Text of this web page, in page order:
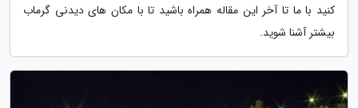
کنید با ما تا آخر این مقاله همراه باشید تا با مکان های دیدنی گرماب
بیشتر آشنا شوید.